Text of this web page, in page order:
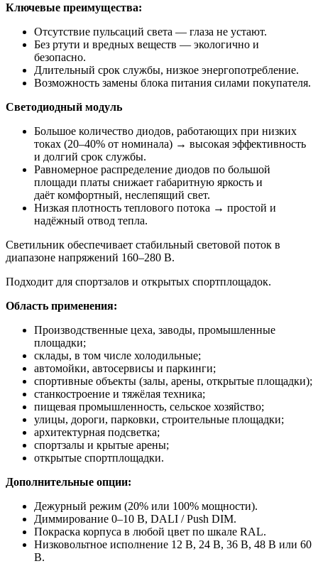
Ключевые преимущества:
Отсутствие пульсаций света — глаза не устают.
Без ртути и вредных веществ — экологично и
безопасно.
Длительный срок службы, низкое энергопотребление.
Возможность замены блока питания силами покупателя.
Светодиодный модуль
Большое количество диодов, работающих при низких
токах (20–40% от номинала) → высокая эффективность
и долгий срок службы.
Равномерное распределение диодов по большой
площади платы снижает габаритную яркость и
даёт комфортный, неслепящий свет.
Низкая плотность теплового потока → простой и
надёжный отвод тепла.
Светильник обеспечивает стабильный световой поток в
диапазоне напряжений 160–280 В.
Подходит для спортзалов и открытых спортплощадок.
Область применения:
Производственные цеха, заводы, промышленные
площадки;
склады, в том числе холодильные;
автомойки, автосервисы и паркинги;
спортивные объекты (залы, арены, открытые площадки);
станкостроение и тяжёлая техника;
пищевая промышленность, сельское хозяйство;
улицы, дороги, парковки, строительные площадки;
архитектурная подсветка;
спортзалы и крытые арены;
открытые спортплощадки.
Дополнительные опции:
Дежурный режим (20% или 100% мощности).
Диммирование 0–10 В, DALI / Push DIM.
Покраска корпуса в любой цвет по шкале RAL.
Низковольтное исполнение 12 В, 24 В, 36 В, 48 В или 60
В.